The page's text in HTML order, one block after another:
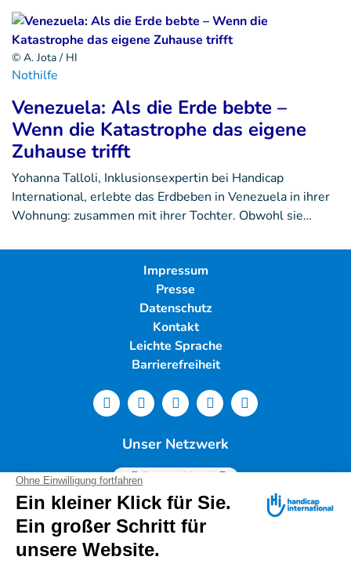
© A. Jota / HI
Nothilfe
Venezuela: Als die Erde bebte –
Wenn die Katastrophe das eigene
Zuhause trifft
Yohanna Talloli, Inklusionsexpertin bei Handicap
International, erlebte das Erdbeben in Venezuela in ihrer
Wohnung: zusammen mit ihrer Tochter. Obwohl sie…
Impressum
Presse
Datenschutz
Kontakt
Leichte Sprache
Barrierefreiheit
Unser Netzwerk
Deutschland
Handicap International e.V. | Lindwurmstr. 101 | 80337
München |
Tel.: 089/54 76 06 0 |